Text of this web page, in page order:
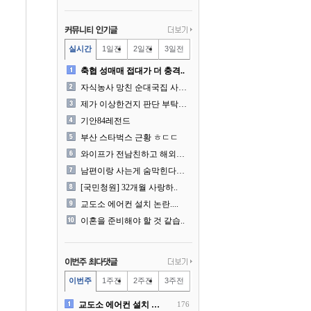
실시간 1일전 2일전 3일전
축협 성매매 접대가 더 충격..
자식농사 망친 순대국집 사장..
제가 이상한건지 판단 부탁드..
기안84레전드
부산 스타벅스 근황 ㅎㄷㄷ
와이프가 전남친하고 해외여행..
남편이랑 사는게 숨막힌다는 ..
[국민청원] 32개월 사랑하..
교도소 에어컨 설치 논란....
이혼을 준비해야 할 것 같습..
이번주 1주전 2주전 3주전
교도소 에어컨 설치 논란.... 176